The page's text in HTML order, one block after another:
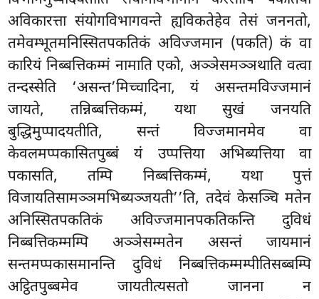
अविकारत्ता संयोगविभागवन्ते ह्यविकतेहेव तेसं जननतो,
तमेवम्भूतमनिस्सितपकतिकं अविज्जमान (पकति) कं वा
कारियं निब्बत्तिकम्मं नामाति एको, अञ्ञेसमञ्ञथाति वत्वा
तन्दस्सेति ‘असन्त’मिच्चादिना, यं असन्तमविज्जमानं
जायते, तन्निब्बत्तिकम्मं, यथा सुखं जनयति
बुद्धिमुप्पादयतीति, सन्तं विज्जमानमेव वा
केवलमप्पकासितपुब्बं यं उप्पत्तिया अभिब्यत्तिया वा
पकासति, तम्पि निब्बत्तिकम्मं, यथा पुत्तं
विजायतिसामञ्ञमभिब्यञ्जयती’’ति, तदेवं केसञ्चि मतेन
अनिस्सितपकतिकं अविज्जमानपकतिकन्ति दुविधं
निब्बत्तिकम्मम्पि अञ्ञेसम्मतेन असन्तं जायमानं
सन्तमप्पकासमानन्ति दुविधं निब्बत्तिकम्मम्पीतिसब्बम्पि
अट्ठितपुब्बमेव जायतीत्यसतो जानना न